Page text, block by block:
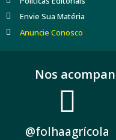
Envie Sua Matéria
Anuncie Conosco
Nos
@folhaagrícola